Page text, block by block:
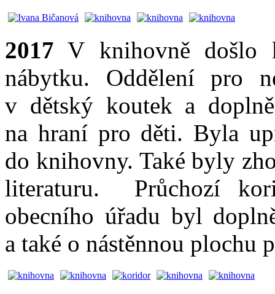
2017 V knihovně došlo
nábytku. Oddělení pro
v dětský koutek a
na hraní pro děti. Byla
do knihovny. Také byly
literaturu. Průchozí
obecního úřadu byl
a také o nástěnnou plochu